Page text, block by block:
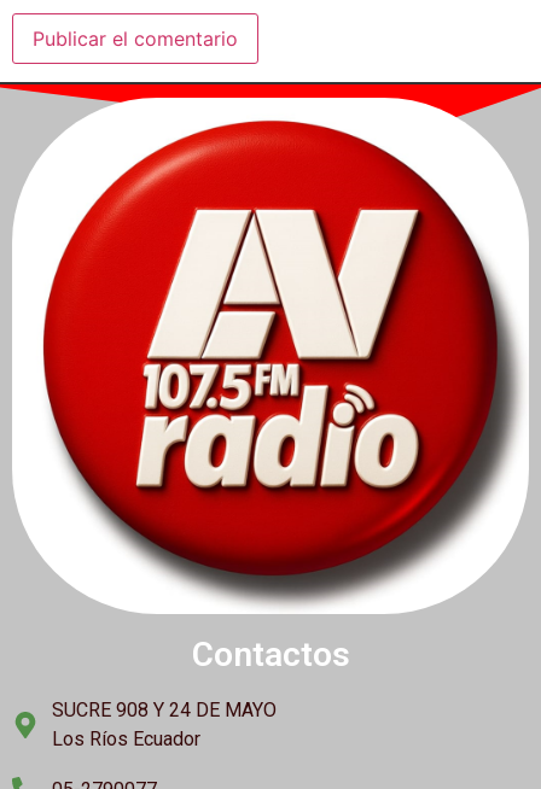
Contactos
SUCRE 908 Y 24 DE MAYO
Los Ríos Ecuador